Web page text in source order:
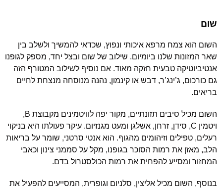
שום
השום הוא צמח מרפא איכותי ונפוץ, שכדאי להמשיך ולשלב בין
שאר המזונות שלנו ביומיום. שילוב של שום ובצל יחד, מספק לגופנו
אנטיביוטיקה טבעית חזקה מאוד. אם נוסיף לשילוב המטורף הזה
גם כורכום, ג’ינג’ר, דבש או קינמון, נהנה מנוסחה מנצחת לחיים
בריאים.
השום מכיל סיבים תזונתיים, מקור יפה לוויטמינים מקבוצת B,
ויטמין C, סידן, זרחן, אשלגן ומעט מגנזיום. עיקר פעולתו היא בניקוי
רעלים, טפילים וזיהומים מהגוף. הוא אנטי סרטני, שומר על בריאות
הלב, מאזן את רמות הסוכר בגופנו, מקל על סממני צינון וכאבי
המחזור ומסייע להפחית את רמות הכולסטרול בדם.
בנוסף, השום מכיל אליצין, סלניום וגופרית, המסייעים להפעיל את